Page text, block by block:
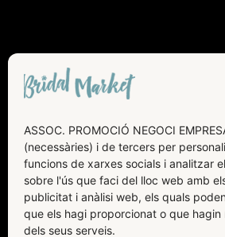
ASSOC. PROMOCIÓ NEGOCI
(necessàries) i de tercers per
funcions de xarxes socials i analitzar
sobre l'ús que faci del lloc web amb
publicitat i anàlisi web, els quals
que els hagi proporcionat o que
dels seus serveis.
AVÍS LEGAL
POLÍTICA DE